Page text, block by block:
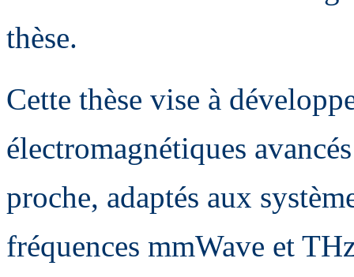
thèse.
Cette thèse vise à
électromagnétiques
proche, adaptés aux
fréquences mmWave et